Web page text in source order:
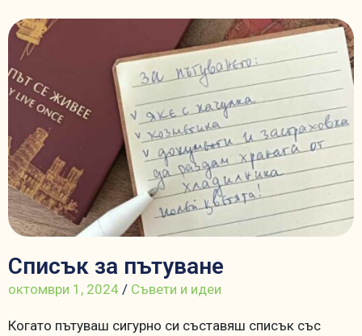
Списък за пътуване
октомври 1, 2024 / Съвети и идеи
Когато пътуваш сигурно си съставяш списък със